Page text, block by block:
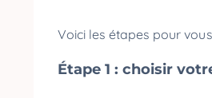
Voici les étapes pour
Étape 1 : choisir